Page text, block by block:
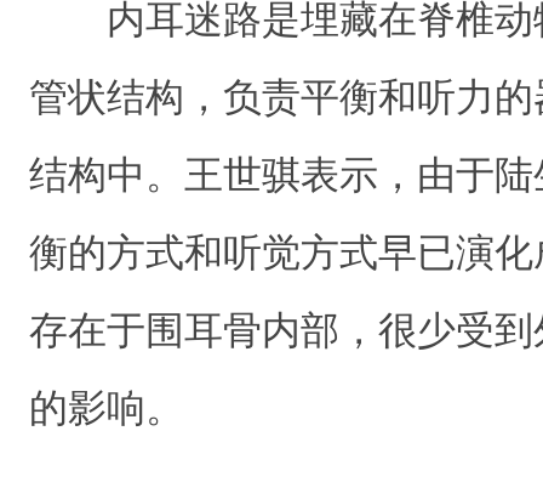
内耳迷路是埋藏在脊椎动
管状结构，负责平衡和听力
结构中。王世骐表示，由于
衡的方式和听觉方式早已演
存在于围耳骨内部，很少受
的影响。